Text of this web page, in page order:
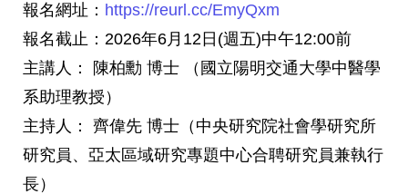
報名網址： https://reurl.cc/EmyQxm
報名截止：2026年6月12日(週五)中午12:00前
主講人： 陳柏勳 博士 （國立陽明交通大學中醫學
系助理教授）
主持人： 齊偉先 博士（中央研究院社會學研究所
研究員、 亞太區域研究專題中心合聘研究員兼執行
長）